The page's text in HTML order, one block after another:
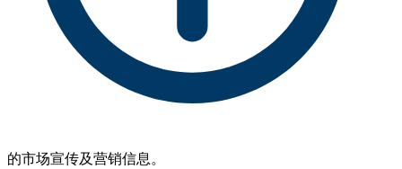
的市场宣传及营销信息。